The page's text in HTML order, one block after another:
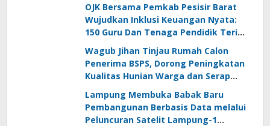
OJK Bersama Pemkab Pesisir Barat
Wujudkan Inklusi Keuangan Nyata:
150 Guru Dan Tenaga Pendidik Terima
Polis Asuransi Jiwa
Wagub Jihan Tinjau Rumah Calon
Penerima BSPS, Dorong Peningkatan
Kualitas Hunian Warga dan Serap
Aspirasi Masyarakat
Lampung Membuka Babak Baru
Pembangunan Berbasis Data melalui
Peluncuran Satelit Lampung-1